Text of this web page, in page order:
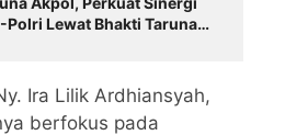
Polri Lewat Bhakti Taruna
Ira Lilik Ardhiansyah,
berfokus pada